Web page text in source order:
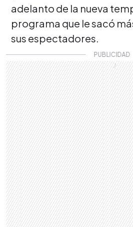
adelanto de la nueva
programa que le sacó
sus espectadores.